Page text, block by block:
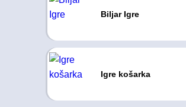
Biljar Igre
Igre košarka